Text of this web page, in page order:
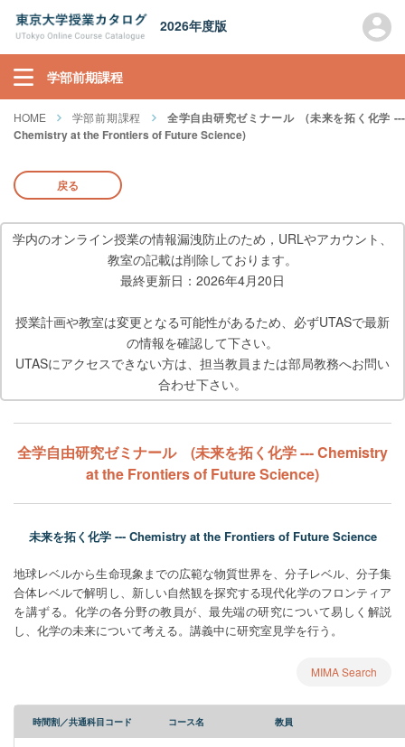
2026年度版
学部前期課程
HOME 学部前期課程
全学自由研究ゼミナール (未来を拓く化学 ---
Chemistry at the Frontiers of Future Science)
戻る
学内のオンライン授業の情報漏洩防止のため，URLやアカウント、
教室の記載は削除しております。
最終更新日：2026年4月20日
授業計画や教室は変更となる可能性があるため、必ずUTASで最新
の情報を確認して下さい。
UTASにアクセスできない方は、担当教員または部局教務へお問い
合わせ下さい。
全学自由研究ゼミナール (未来を拓く化学 --- Chemistry
at the Frontiers of Future Science)
未来を拓く化学 --- Chemistry at the Frontiers of Future Science
地球レベルから生命現象までの広範な物質世界を、分子レベル、分子集
合体レベルで解明し、新しい自然観を探究する現代化学のフロンティア
を講ずる。化学の各分野の教員が、最先端の研究について易しく解説
し、化学の未来について考える。講義中に研究室見学を行う。
MIMA Search
時間割／共通科目コード コース名 教員